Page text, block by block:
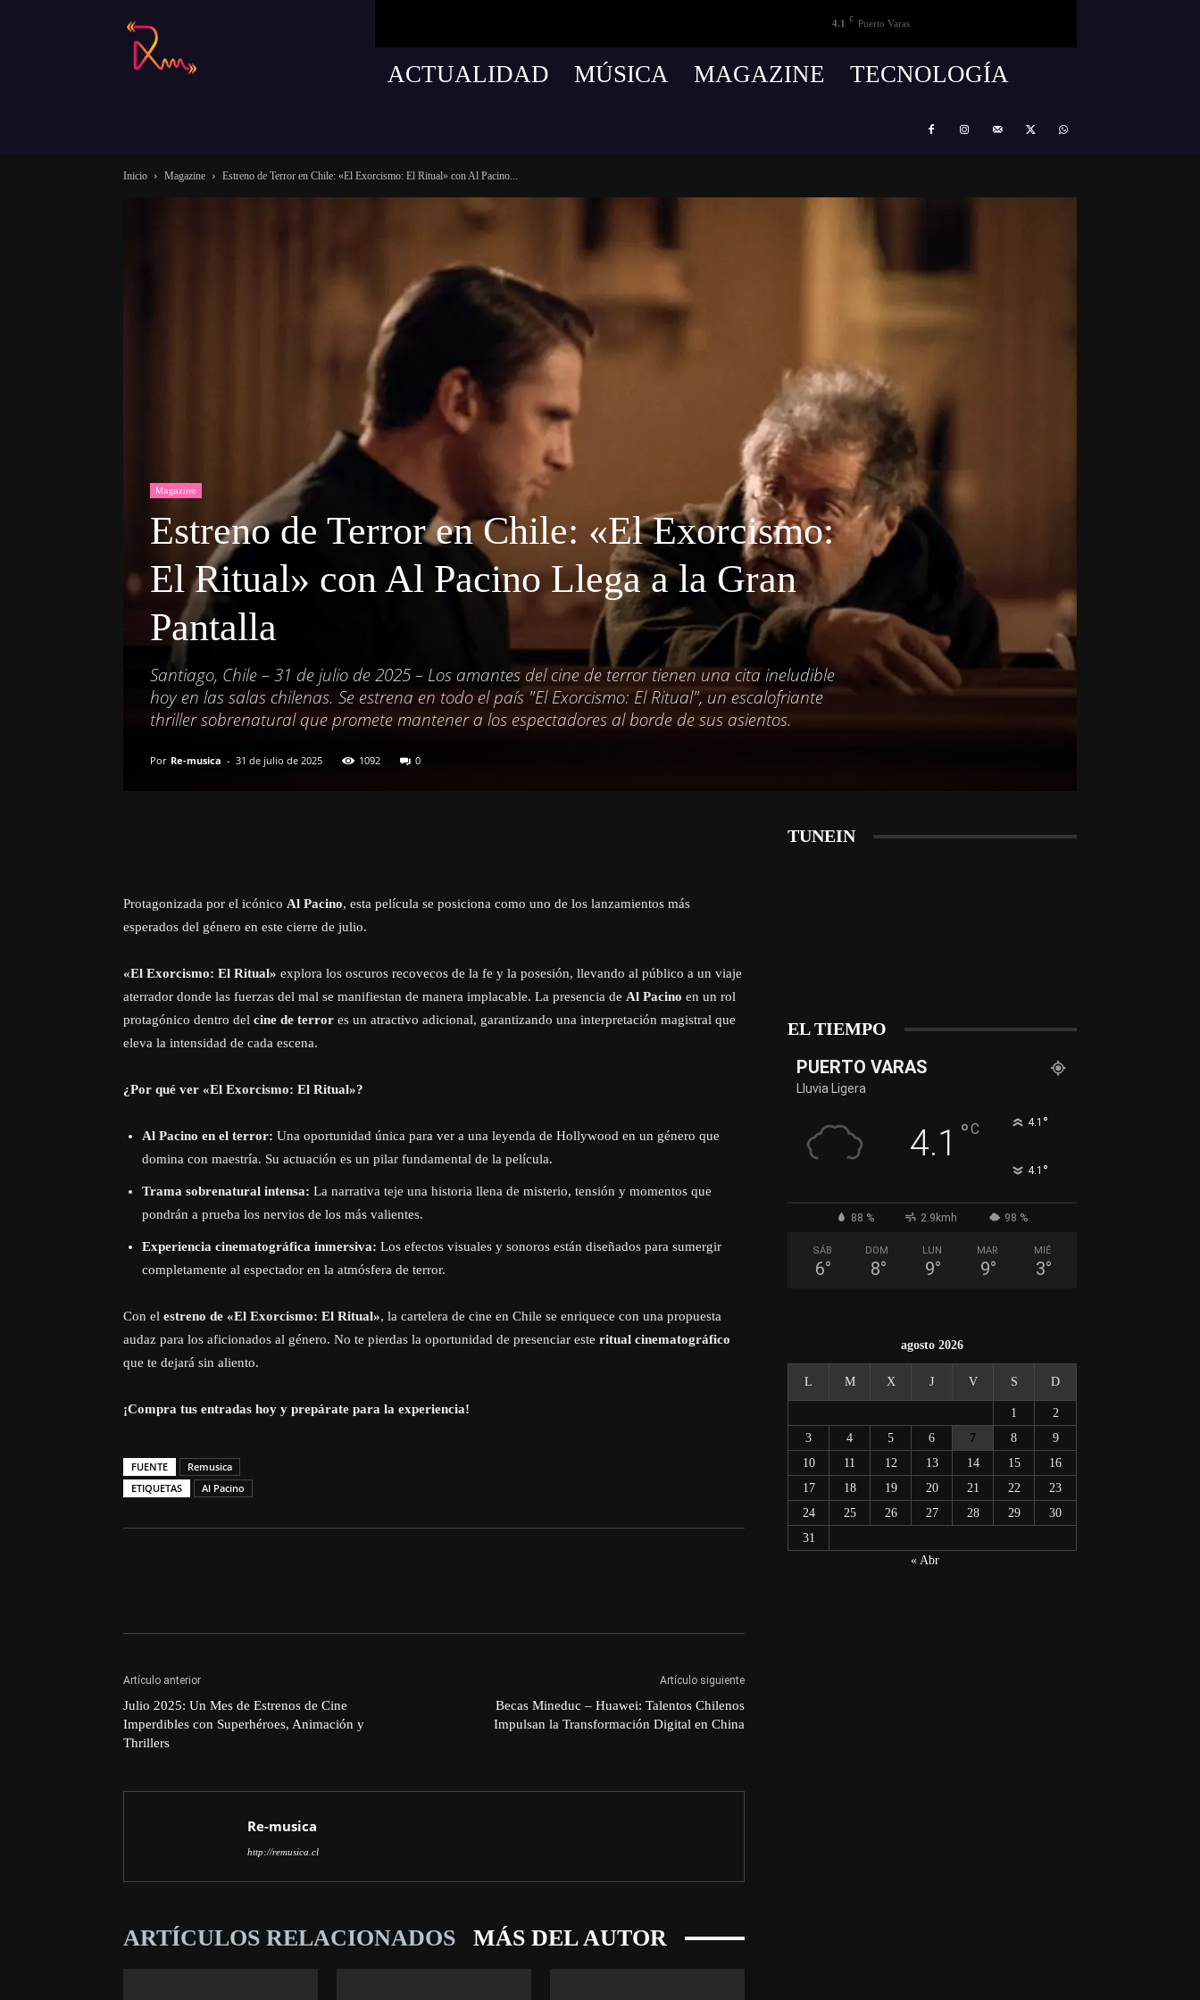
Remusica
4.1 C Puerto Varas
ACTUALIDAD MÚSICA MAGAZINE TECNOLOGÍA
Inicio Magazine Estreno de Terror en Chile: «El Exorcismo: El Ritual» con Al Pacino...
Magazine
Estreno de Terror en Chile: «El Exorcismo:
El Ritual» con Al Pacino Llega a la Gran
Pantalla
Santiago, Chile – 31 de julio de 2025 – Los amantes del cine de terror tienen una cita ineludible
hoy en las salas chilenas. Se estrena en todo el país "El Exorcismo: El Ritual", un escalofriante
thriller sobrenatural que promete mantener a los espectadores al borde de sus asientos.
Por Re-musica - 31 de julio de 2025 1092 0
Protagonizada por el icónico Al Pacino, esta película se posiciona como uno de los lanzamientos más
esperados del género en este cierre de julio.
«El Exorcismo: El Ritual» explora los oscuros recovecos de la fe y la posesión, llevando al público a un viaje
aterrador donde las fuerzas del mal se manifiestan de manera implacable. La presencia de Al Pacino en un rol
protagónico dentro del cine de terror es un atractivo adicional, garantizando una interpretación magistral que
eleva la intensidad de cada escena.
¿Por qué ver «El Exorcismo: El Ritual»?
Al Pacino en el terror: Una oportunidad única para ver a una leyenda de Hollywood en un género que
domina con maestría. Su actuación es un pilar fundamental de la película.
Trama sobrenatural intensa: La narrativa teje una historia llena de misterio, tensión y momentos que
pondrán a prueba los nervios de los más valientes.
Experiencia cinematográfica inmersiva: Los efectos visuales y sonoros están diseñados para sumergir
completamente al espectador en la atmósfera de terror.
Con el estreno de «El Exorcismo: El Ritual», la cartelera de cine en Chile se enriquece con una propuesta
audaz para los aficionados al género. No te pierdas la oportunidad de presenciar este ritual cinematográfico
que te dejará sin aliento.
¡Compra tus entradas hoy y prepárate para la experiencia!
FUENTE
Remusica
ETIQUETAS
Al Pacino
Artículo anterior
Julio 2025: Un Mes de Estrenos de Cine
Imperdibles con Superhéroes, Animación y
Thrillers
Artículo siguiente
Becas Mineduc – Huawei: Talentos Chilenos
Impulsan la Transformación Digital en China
Re-musica
http://remusica.cl
ARTÍCULOS RELACIONADOS MÁS DEL AUTOR
TUNEIN
EL TIEMPO
PUERTO VARAS
Lluvia Ligera
4.1 °C 4.1 °
4.1 °
88 % 2.9kmh 98 %
SÁB
6°
DOM
8°
LUN
9°
MAR
9°
MIÉ
3°
agosto 2026
L M X J V S D
1
2
3
4 5 6 7 8
9
10
11 12 13 14 15
16
17
18 19 20 21 22
23
24
25 26 27 28 29
30
31
« Abr